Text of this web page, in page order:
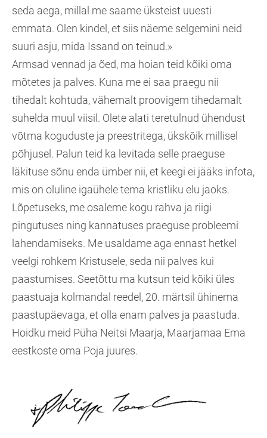
seda aega, millal me saame üksteist uuesti
emmata. Olen kindel, et siis näeme selgemini neid
suuri asju, mida Issand on teinud.»
Armsad vennad ja õed, ma hoian teid kõiki oma
mõtetes ja palves. Kuna me ei saa praegu nii
tihedalt kohtuda, vähemalt proovigem tihedamalt
suhelda muul viisil. Olete alati teretulnud ühendust
võtma koguduste ja preestritega, ükskõik millisel
põhjusel. Palun teid ka levitada selle praeguse
läkituse sõnu enda ümber nii, et keegi ei jääks infota,
mis on oluline igaühele tema kristliku elu jaoks.
Lõpetuseks, me osaleme kogu rahva ja riigi
pingutuses ning kannatuses praeguse probleemi
lahendamiseks. Me usaldame aga ennast hetkel
veelgi rohkem Kristusele, seda nii palves kui
paastumises. Seetõttu ma kutsun teid kõiki üles
paastuaja kolmandal reedel, 20. märtsil ühinema
paastupäevaga, et olla enam palves ja paastuda.
Hoidku meid Püha Neitsi Maarja, Maarjamaa Ema
eestkoste oma Poja juures.